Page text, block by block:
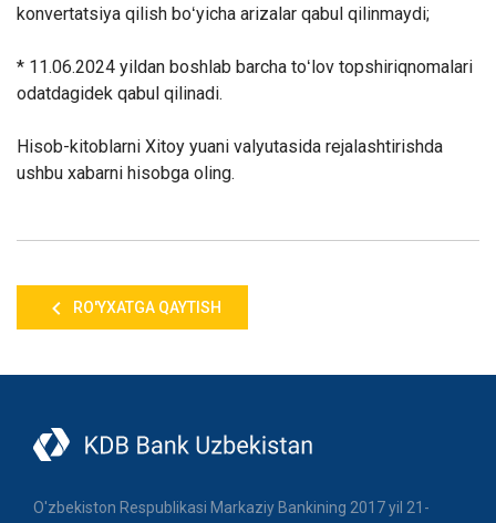
konvertatsiya qilish boʻyicha arizalar qabul qilinmaydi;
* 11.06.2024 yildan boshlab barcha toʻlov topshiriqnomalari
odatdagidek qabul qilinadi.
Hisob-kitoblarni Xitoy yuani valyutasida rejalashtirishda
ushbu xabarni hisobga oling.
RO'YXATGA QAYTISH
O'zbekiston Respublikasi Markaziy Bankining 2017 yil 21-